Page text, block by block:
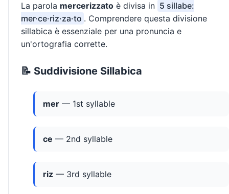
La parola mercerizzato è divisa in 5 sillabe:
mer·ce·riz·za·to . Comprendere questa divisione
sillabica è essenziale per una pronuncia e
un'ortografia corrette.
📝 Suddivisione Sillabica
mer — 1st syllable
ce — 2nd syllable
riz — 3rd syllable